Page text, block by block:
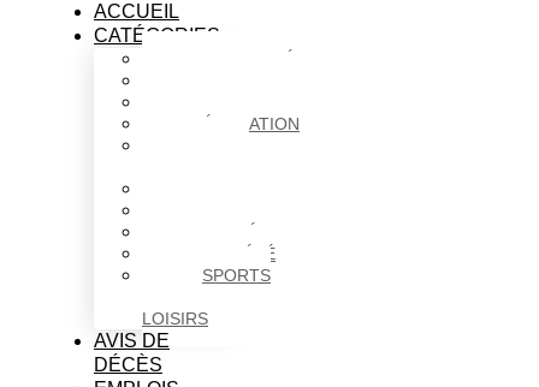
ACCUEIL
CATÉGORIES
ÉDUCATION
SOCIÉTÉ
SPORTS
LOISIRS
AVIS DE
DÉCÈS